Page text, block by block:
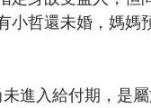
小哲還未婚，媽媽
進入給付期，是